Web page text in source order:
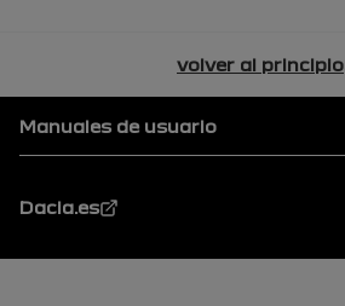
volver al principio
Pie de página
Manuales de usuario
Dacia.es